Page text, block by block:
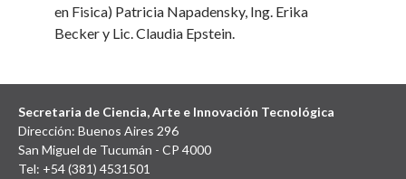
en Fisica) Patricia Napadensky, Ing. Erika
Becker y Lic. Claudia Epstein.
Secretaria de Ciencia, Arte e Innovación Tecnológica
Dirección: Buenos Aires 296
San Miguel de Tucumán - CP 4000
Tel: +54 (381) 4531501